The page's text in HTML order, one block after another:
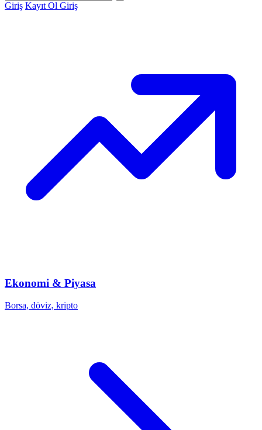
Giriş Kayıt Ol Giriş
Ekonomi & Piyasa
Borsa, döviz, kripto